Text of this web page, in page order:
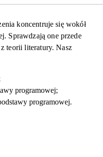
koncentruje się wokół
Sprawdzają one przede
teorii literatury. Nasz
programowej;
programowej.